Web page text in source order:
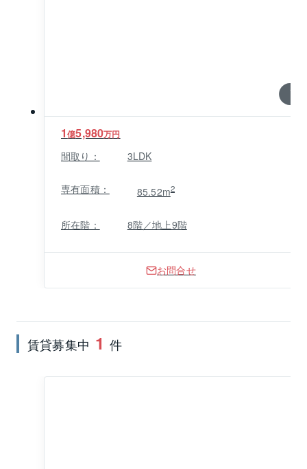
1 / 0
1億5,980万円
間取り： 3LDK
専有面積： 85.52m2
所在階： 8階／地上9階
お問合せ
賃貸募集中 1 件